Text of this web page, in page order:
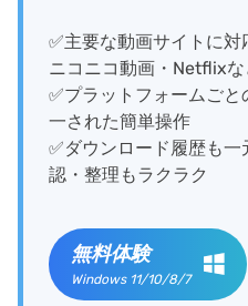
✅主要な動画サイトに
ニコニコ動画・Netflixな
✅プラットフォームご
一された簡単操作
✅ダウンロード履歴も
認・整理もラクラク
無料体験
Windows 11/10/8/7